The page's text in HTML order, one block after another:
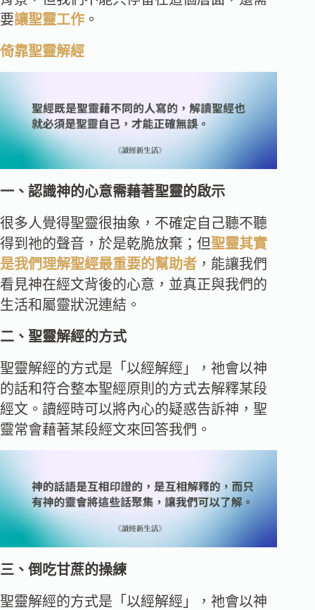
要讓聖靈工作 。
倚靠聖靈解經
一、認識神的心意需藉著聖靈的啟示
很多人覺得聖靈很抽象，不確定自己聽不聽
得到祂的聲音，於是乾脆放棄；但聖靈其實
是我們理解聖經最重要的幫助者 ，能讓我們
看見神在經文背後的心意，並真正與我們的
生活和屬靈狀況連結。
二、聖靈解經的方式
聖靈解經的方式是「以經解經」，祂會以神
的話和符合整本聖經原則的方式去解釋某段
經文。讀經時可以將內心的疑惑告訴神，聖
靈常會藉著某段經文來回答我們。
三、倒吃甘蔗的操練
聖靈解經的方式是「以經解經」，祂會以神